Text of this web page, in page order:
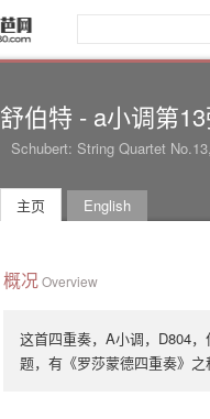
舒伯特 - a小调第
Schubert: String Quartet
主页 English
概况Overview
这首四重奏，A小调，D804
题，有《罗莎蒙德四重奏》之